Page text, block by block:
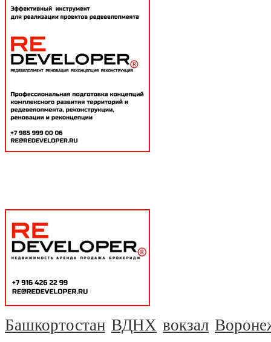
Башкортостан ВДНХ вокзал